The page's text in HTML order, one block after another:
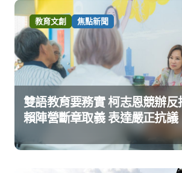
教育文創 焦點新聞
雙語教育要務實 柯志恩競辦反
賴陣營斷章取義 表達嚴正抗議